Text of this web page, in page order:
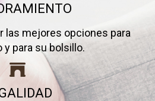
las mejores opciones para
y para su bolsillo.